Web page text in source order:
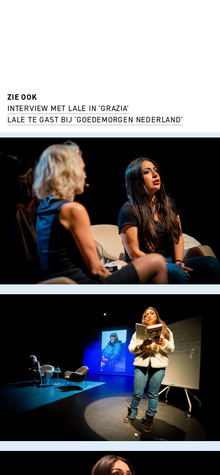
ZIE OOK
INTERVIEW MET LALE IN 'GRAZIA'
LALE TE GAST BIJ 'GOEDEMORGEN NEDERLAND'